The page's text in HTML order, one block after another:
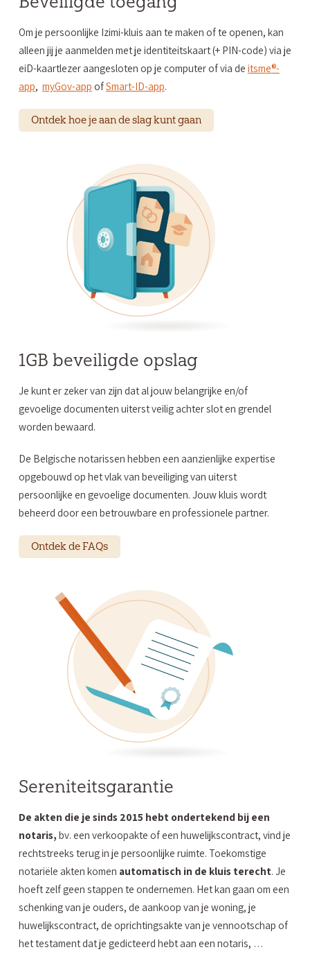
Om je persoonlijke Izimi-kluis aan te maken of te openen, kan
alleen jij je aanmelden met je identiteitskaart (+ PIN-code) via je
eiD-kaartlezer aangesloten op je computer of via de itsme®-
app, myGov-app ofSmart-ID-app.
Ontdek hoe je aan de slag kunt gaan
1GB beveiligde opslag
Je kunt er zeker van zijn dat al jouw belangrijke en/of
gevoelige documenten uiterst veilig achter slot en grendel
worden bewaard.
De Belgische notarissen hebben een aanzienlijke expertise
opgebouwd op het vlak van beveiliging van uiterst
persoonlijke en gevoelige documenten. Jouw kluis wordt
beheerd door een betrouwbare en professionele partner.
Ontdek de FAQs
Sereniteitsgarantie
De akten die je sinds 2015 hebt ondertekend bij een
notaris, bv. een verkoopakte of een huwelijkscontract, vind je
rechtstreeks terug in je persoonlijke ruimte. Toekomstige
notariële akten komen automatisch in de kluis terecht. Je
hoeft zelf geen stappen te ondernemen. Het kan gaan om een
schenking van je ouders, de aankoop van je woning, je
huwelijkscontract, de oprichtingsakte van je vennootschap of
het testament dat je gedicteerd hebt aan een notaris, …